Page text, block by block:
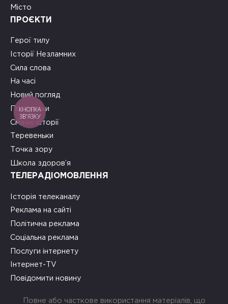
Місто
ПРОЄКТИ
Герої тилу
Історії Незламних
Сила слова
На часі
Новий погляд
Подружки
Смачні історії
Теревеньки
Точка зору
Школа здоров’я
ТЕЛЕРАДІОМОВЛЕННЯ
Історія телеканалу
Реклама на сайті
Політична реклама
Соціальна реклама
Послуги інтернету
Інтернет-TV
Повідомити новину
Повне або часткове використання матеріалів, що
КНОПКА
ЗВ'ЯЗКУ